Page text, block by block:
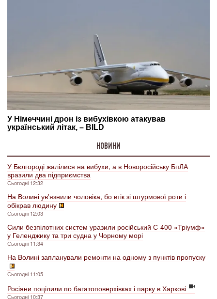
НОВИНИ
У Бєлгороді жалілися на вибухи, а в Новоросійську БпЛА
вразили два підприємства
Сьогодні 12:32
На Волині ув'язнили чоловіка, бо втік зі штурмової роти і
обікрав людину
Сьогодні 12:03
Сили безпілотних систем уразили російський С-400 «Тріумф»
у Геленджику та три судна у Чорному морі
Сьогодні 11:34
На Волині запланували ремонти на одному з пунктів пропуску
Сьогодні 11:05
Росіяни поцілили по багатоповерхівках і парку в Харкові
Сьогодні 10:37